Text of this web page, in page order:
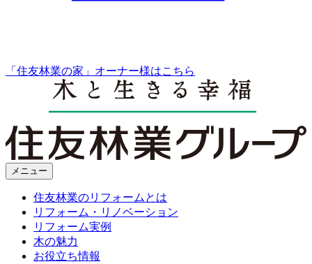
「住友林業の家」オーナー様はこちら
メニュー
住友林業のリフォームとは
リフォーム・リノベーション
リフォーム実例
木の魅力
お役立ち情報